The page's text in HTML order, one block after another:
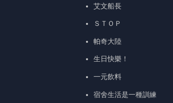
艾文船長
ＳＴＯＰ
帕奇大陸
生日快樂！
一元飲料
宿舍生活是一種訓練